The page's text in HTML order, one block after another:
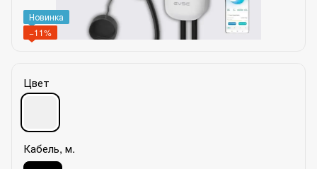
Новинка
−11%
Цвет
Кабель, м.